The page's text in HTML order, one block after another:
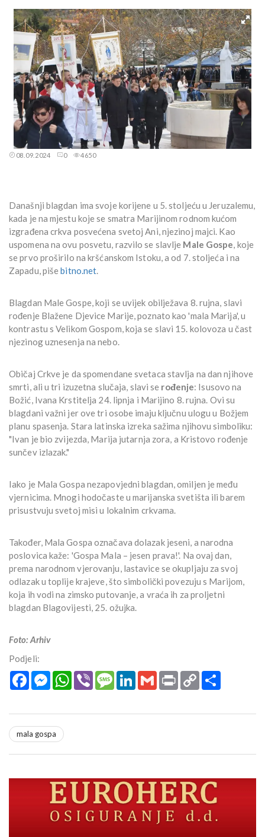
08.09.2024 0 4650
Današnji blagdan ima svoje korijene u 5. stoljeću u Jeruzalemu,
kada je na mjestu koje se smatra Marijinom rodnom kućom
izgrađena crkva posvećena svetoj Ani, njezinoj majci. Kao
uspomena na ovu posvetu, razvilo se slavlje Male Gospe, koje
se prvo proširilo na kršćanskom Istoku, a od 7. stoljeća i na
Zapadu, pišebitno.net.
Blagdan Male Gospe, koji se uvijek obilježava 8. rujna, slavi
rođenje Blažene Djevice Marije, poznato kao 'mala Marija', u
kontrastu s Velikom Gospom, koja se slavi 15. kolovoza u čast
njezinog uznesenja na nebo.
Običaj Crkve je da spomendane svetaca stavlja na dan njihove
smrti, ali u tri izuzetna slučaja, slavi se rođenje: Isusovo na
Božić, Ivana Krstitelja 24. lipnja i Marijino 8. rujna. Ovi su
blagdani važni jer ove tri osobe imaju ključnu ulogu u Božjem
planu spasenja. Stara latinska izreka sažima njihovu simboliku:
"Ivan je bio zvijezda, Marija jutarnja zora, a Kristovo rođenje
sunčev izlazak."
Iako je Mala Gospa nezapovjedni blagdan, omiljen je među
vjernicima. Mnogi hodočaste u marijanska svetišta ili barem
prisustvuju svetoj misi u lokalnim crkvama.
Također, Mala Gospa označava dolazak jeseni, a narodna
poslovica kaže: 'Gospa Mala – jesen prava!'. Na ovaj dan,
prema narodnom vjerovanju, lastavice se okupljaju za svoj
odlazak u toplije krajeve, što simbolički povezuju s Marijom,
koja ih vodi na zimsko putovanje, a vraća ih za proljetni
blagdan Blagovijesti, 25. ožujka.
Foto: Arhiv
Podjeli:
FacebookMessengerWhatsApp
Viber MessageLinkedInGmail Print Copy
Link
mala gospa